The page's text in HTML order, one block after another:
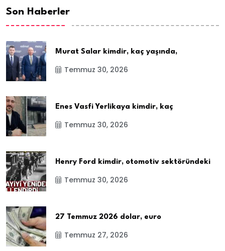
Son Haberler
Murat Salar kimdir, kaç yaşında,
Temmuz 30, 2026
Enes Vasfi Yerlikaya kimdir, kaç
Temmuz 30, 2026
Henry Ford kimdir, otomotiv sektöründeki
Temmuz 30, 2026
27 Temmuz 2026 dolar, euro
Temmuz 27, 2026